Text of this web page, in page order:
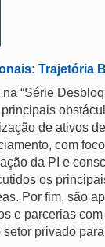
Trajetória
“Série
principais
de ativos
com
da PI e
os
Por fim, são
e parcerias
privado